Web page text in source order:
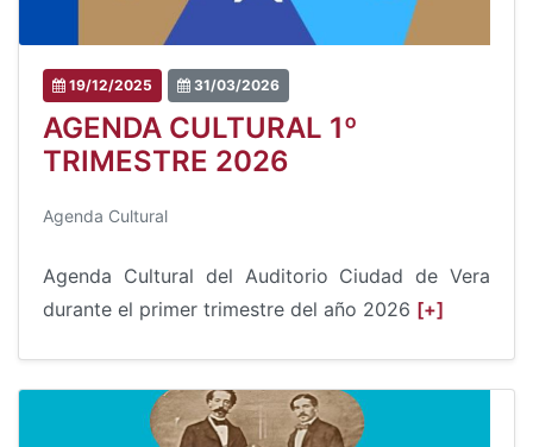
19/12/2025 31/03/2026
AGENDA CULTURAL 1º
TRIMESTRE 2026
Agenda Cultural
Agenda Cultural del Auditorio Ciudad de Vera
durante el primer trimestre del año 2026 [+]